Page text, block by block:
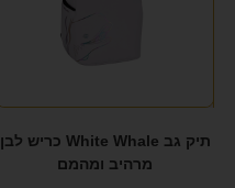
תיק גב White Whale כריש לבן
מרהיב ומהמם